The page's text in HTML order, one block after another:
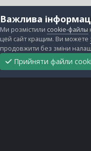
Важлива
Ми розмістили cookie-файлы
цей сайт кращим. Ви можете
продовжити без зміни
Прийняти файли
Головна
Підтримати
нас
Прибрати
рекламу